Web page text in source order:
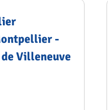
-
Villeneuve